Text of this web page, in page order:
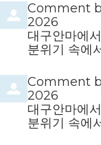
Comment
2026
대구안마에
분위기 속에
Comment
2026
대구안마에
분위기 속에